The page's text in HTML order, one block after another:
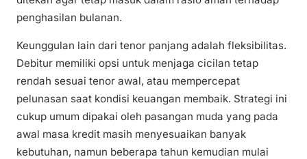
penghasilan bulanan.
Keunggulan lain dari tenor panjang adalah fleksibilitas.
Debitur memiliki opsi untuk menjaga cicilan tetap
rendah sesuai tenor awal, atau mempercepat
pelunasan saat kondisi keuangan membaik. Strategi ini
cukup umum dipakai oleh pasangan muda yang pada
awal masa kredit masih menyesuaikan banyak
kebutuhan, namun beberapa tahun kemudian mulai